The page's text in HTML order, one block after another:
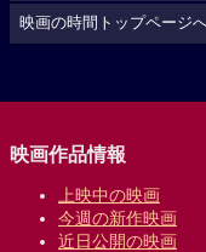
映画の時間トップページ
映画作品情報
上映中の映画
今週の新作映画
近日公開の映画